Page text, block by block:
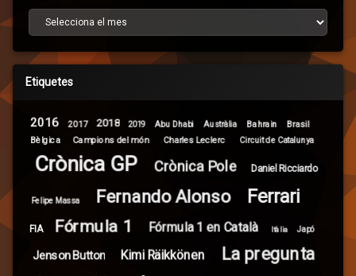
Arxiu d’articles
Etiquetes
2016 2017 2018 2019 Abu Dhabi Austràlia Bahrain
Brasil
Bèlgica
Campions del món Charles Leclerc Circuit de Catalunya
Crònica GP Crònica Pole Daniel Ricciardo
Felipe Massa Fernando Alonso Ferrari
FIA Fórmula 1 Fórmula 1 en Català Itàlia Japó
Jenson Button Kimi Räikkönen La pregunta